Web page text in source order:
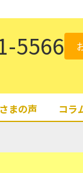
5566
まの声 コラ